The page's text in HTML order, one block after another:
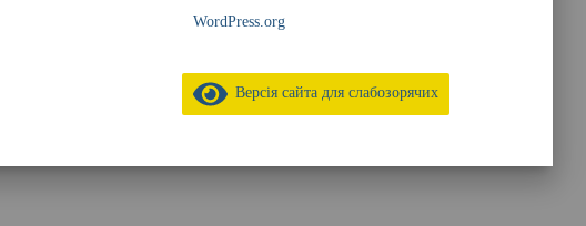
WordPress.org
Версія сайта для слабозорячих